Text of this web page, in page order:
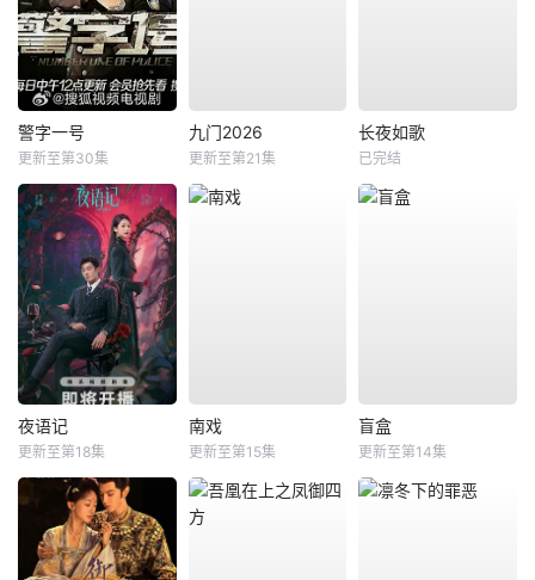
警字一号
更新至第30集
九门2026
更新至第21集
长夜如歌
已完结
夜语记
更新至第18集
南戏
更新至第15集
盲盒
更新至第14集